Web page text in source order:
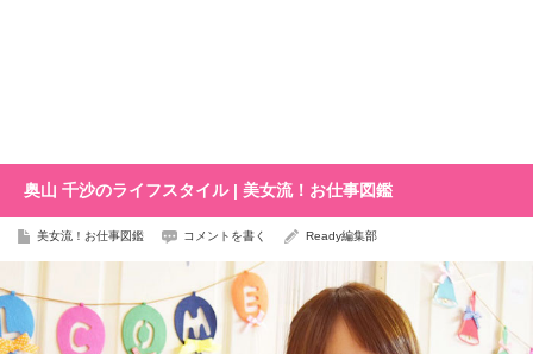
奥山 千沙のライフスタイル | 美女流！お仕事図鑑
美女流！お仕事図鑑 コメントを書く Ready編集部